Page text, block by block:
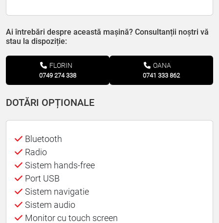
Ai întrebări despre această mașină? Consultanții noștri vă
stau la dispoziție:
FLORIN
0749 274 338
OANA
0741 333 862
DOTĂRI OPȚIONALE
Bluetooth
Radio
Sistem hands-free
Port USB
Sistem navigatie
Sistem audio
Monitor cu touch screen